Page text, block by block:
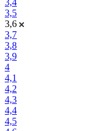
3,5
3,6
3,7
3,8
3,9
4
4,1
4,2
4,3
4,4
4,5